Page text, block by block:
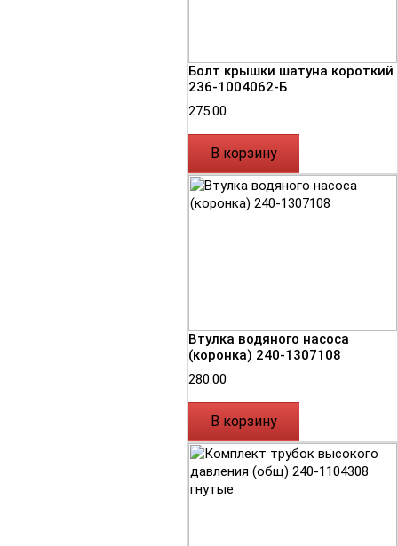
Болт крышки шатуна короткий
236-1004062-Б
275.00
В корзину
Втулка водяного насоса
(коронка) 240-1307108
280.00
В корзину